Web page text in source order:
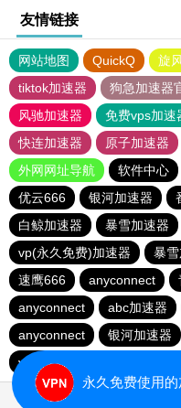
友情链接
网站地图 QuickQ 旋
tiktok加速器
狗急加速器
风驰加速器
免费vps加速
快连加速器
原子加速器
外网网址导航
软件中心
优云666
银河加速器
白鲸加速器
暴雪加速器
vp(永久免费)加速器
暴
速鹰666
anyconnect
anyconnect
abc加速器
anyconnect
银河加速器
vp(永久免费)加速器
永久免费使用